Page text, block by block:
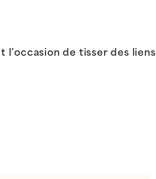
l’occasion de tisser des liens